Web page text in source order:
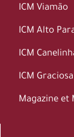
ICM Viamão
ICM Alto
ICM
ICM Graciosa
Magazine et